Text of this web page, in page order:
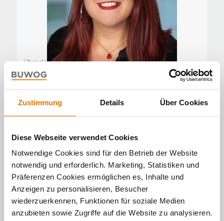
Zustimmung Details Über Cookies
Diese Webseite verwendet Cookies
Notwendige Cookies sind für den Betrieb der Website
notwendig und erforderlich. Marketing, Statistiken und
Präferenzen Cookies ermöglichen es, Inhalte und
Anzeigen zu personalisieren, Besucher
wiederzuerkennen, Funktionen für soziale Medien
anzubieten sowie Zugriffe auf die Website zu analysieren.
Über den Autor
Jennifer Nülle
Zuständigkeit bei der BUWOG: Digital Marketing
Managerin Deutschland
Jennifer Nülle arbeitete nach ihrem Studium in
der BUWOG übernimmt sie die digitalen Aufgaben,
unter anderem die Website-Betreuung.